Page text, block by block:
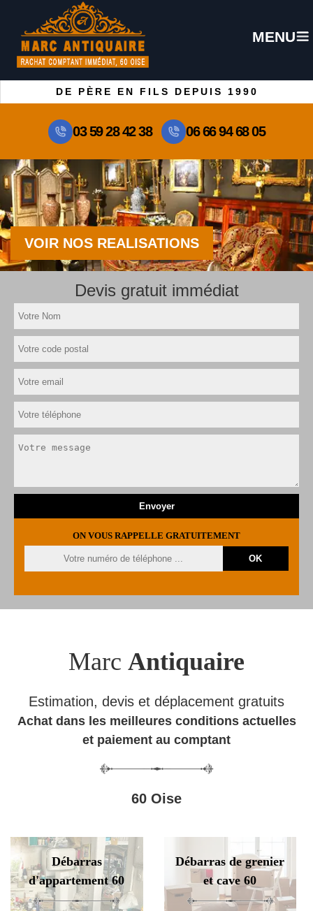
MENU
DE PÈRE EN FILS DEPUIS 1990
03 59 28 42 38 06 66 94 68 05
VOIR NOS REALISATIONS
Devis gratuit immédiat
ON VOUS RAPPELLE GRATUITEMENT
Marc Antiquaire
Estimation, devis et déplacement gratuits
Achat dans les meilleures conditions actuelles
et paiement au comptant
60 Oise
Débarras
d'appartement 60
Débarras de grenier
et cave 60